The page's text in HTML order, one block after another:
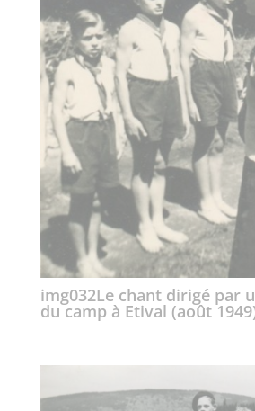
img032Le chant dirigé par
du camp à Etival (août